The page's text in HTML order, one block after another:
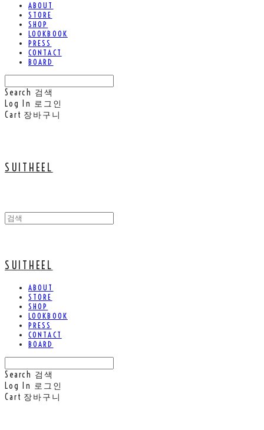
ABOUT
STORE
SHOP
LOOKBOOK
PRESS
CONTACT
BOARD
Search 검색
Log In 로그인
Cart 장바구니
SUITHEEL
SUITHEEL
ABOUT
STORE
SHOP
LOOKBOOK
PRESS
CONTACT
BOARD
Search 검색
Log In 로그인
Cart 장바구니